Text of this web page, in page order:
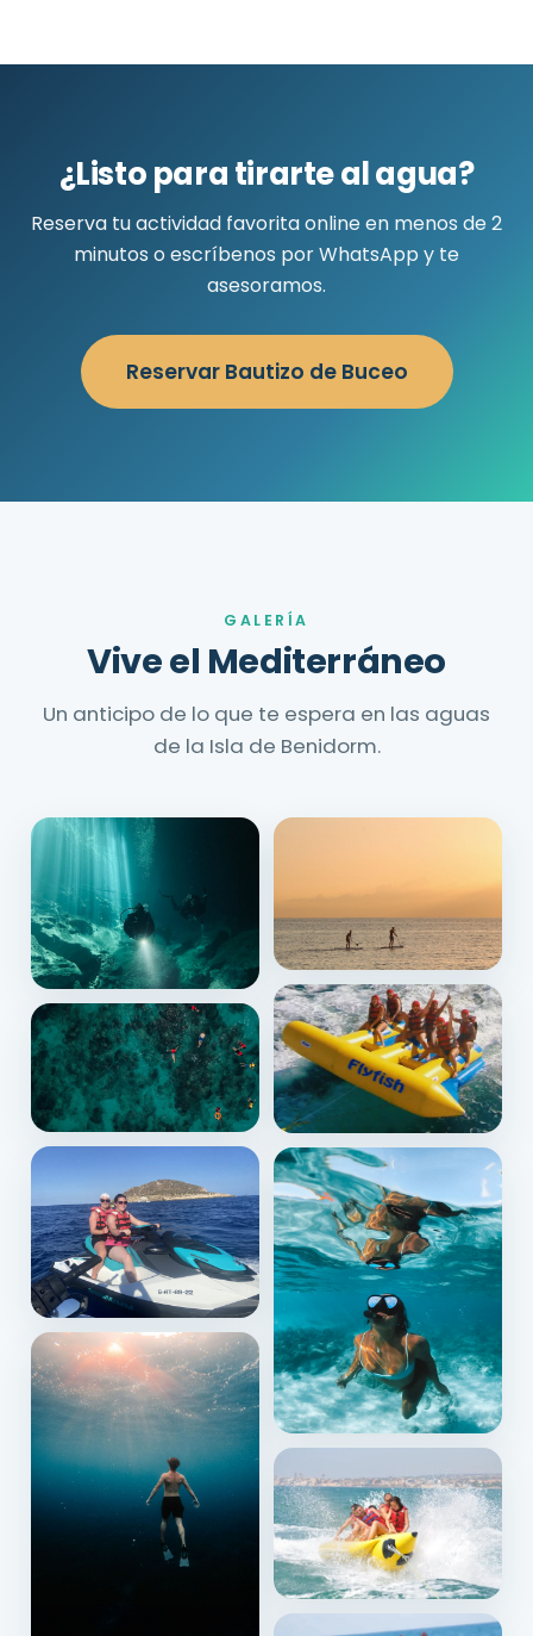
¿Listo para tirarte al agua?
Reserva tu actividad favorita online en menos de 2
minutos o escríbenos por WhatsApp y te
asesoramos.
Reservar Bautizo de Buceo
GALERÍA
Vive el Mediterráneo
Un anticipo de lo que te espera en las aguas
de la Isla de Benidorm.